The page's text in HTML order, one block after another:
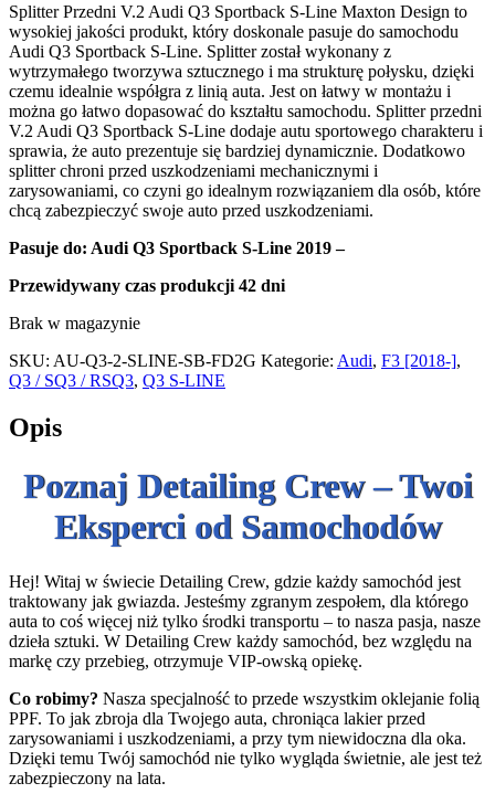
Splitter Przedni V.2 Audi Q3 Sportback S-Line Maxton Design to
wysokiej jakości produkt, który doskonale pasuje do samochodu
Audi Q3 Sportback S-Line. Splitter został wykonany z
wytrzymałego tworzywa sztucznego i ma strukturę połysku, dzięki
czemu idealnie współgra z linią auta. Jest on łatwy w montażu i
można go łatwo dopasować do kształtu samochodu. Splitter przedni
V.2 Audi Q3 Sportback S-Line dodaje autu sportowego charakteru i
sprawia, że auto prezentuje się bardziej dynamicznie. Dodatkowo
splitter chroni przed uszkodzeniami mechanicznymi i
zarysowaniami, co czyni go idealnym rozwiązaniem dla osób, które
chcą zabezpieczyć swoje auto przed uszkodzeniami.
Pasuje do: Audi Q3 Sportback S-Line 2019 –
Przewidywany czas produkcji 42 dni
Brak w magazynie
SKU: AU-Q3-2-SLINE-SB-FD2G Kategorie: Audi, F3 [2018-],
Q3 / SQ3 / RSQ3, Q3 S-LINE
Opis
Poznaj Detailing Crew – Twoi
Eksperci od Samochodów
Hej! Witaj w świecie Detailing Crew, gdzie każdy samochód jest
traktowany jak gwiazda. Jesteśmy zgranym zespołem, dla którego
auta to coś więcej niż tylko środki transportu – to nasza pasja, nasze
dzieła sztuki. W Detailing Crew każdy samochód, bez względu na
markę czy przebieg, otrzymuje VIP-owską opiekę.
Co robimy? Nasza specjalność to przede wszystkim oklejanie folią
PPF. To jak zbroja dla Twojego auta, chroniąca lakier przed
zarysowaniami i uszkodzeniami, a przy tym niewidoczna dla oka.
Dzięki temu Twój samochód nie tylko wygląda świetnie, ale jest też
zabezpieczony na lata.